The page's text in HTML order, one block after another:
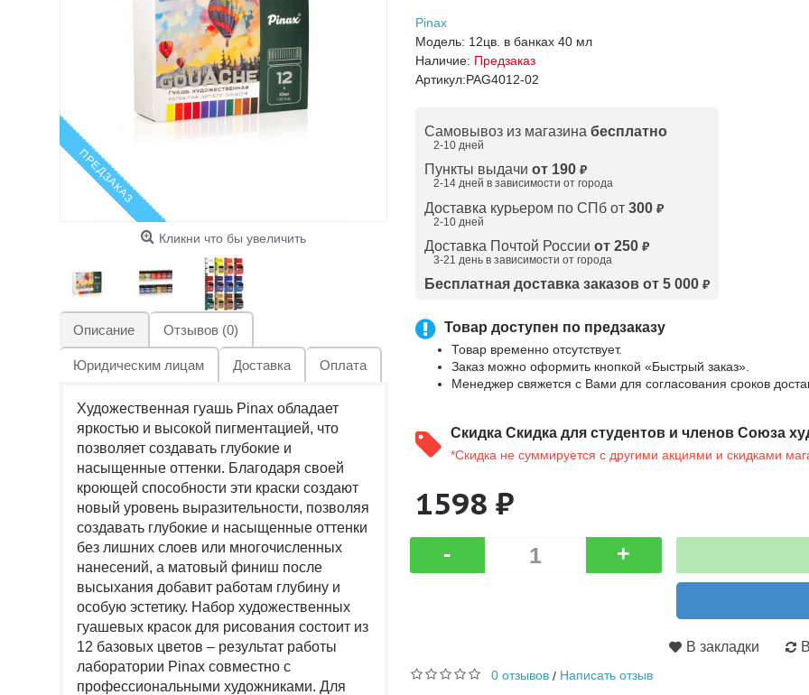
ПРЕДЗАКАЗ
Кликни что бы увеличить
Описание Отзывов (0)
Юридическим лицам Доставка Оплата
Художественная гуашь Pinax обладает
яркостью и высокой пигментацией, что
позволяет создавать глубокие и
насыщенные оттенки. Благодаря своей
кроющей способности эти краски создают
новый уровень выразительности, позволяя
создавать глубокие и насыщенные оттенки
без лишних слоев или многочисленных
нанесений, а матовый финиш после
высыхания добавит работам глубину и
особую эстетику. Набор художественных
гуашевых красок для рисования состоит из
12 базовых цветов – результат работы
лаборатории Pinax совместно с
профессиональными художниками. Для
Pinax
Модель: 12цв. в банках 40 мл
Наличие: Предзаказ
Артикул:PAG4012-02
Самовывоз из магазина бесплатно
2-10 дней
Пункты выдачи от 190 ₽
2-14 дней в зависимости от города
Доставка курьером по СПб от 300 ₽
2-10 дней
Доставка Почтой России от 250 ₽
3-21 день в зависимости от города
Бесплатная доставка заказов от 5 000₽
Товар доступен по предзаказу
Товар временно отсутствует.
Заказ можно оформить кнопкой «Быстрый заказ».
Менеджер свяжется с Вами для согласования сроков
Скидка Скидка для студентов и членов Союза
*Скидка не суммируется с другими акциями и скидками
1598 ₽
- +
В закладки
0 отзывов/ Написать отзыв